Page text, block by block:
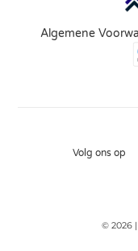
Algemene
Volg ons op
© 2026